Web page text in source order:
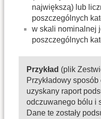
największą) lub
poszczególnych
w skali nominalnej
poszczególnych
Przykład (plik
Przykładowy
uzyskany raport
odczuwanego bólu i
Dane te zostały